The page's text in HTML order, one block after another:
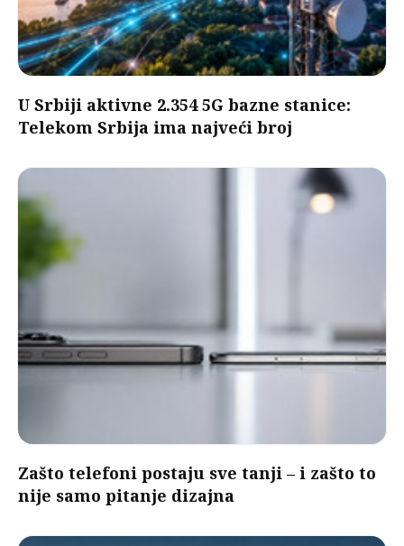
U Srbiji aktivne 2.354 5G bazne stanice:
Telekom Srbija ima najveći broj
Zašto telefoni postaju sve tanji – i zašto to
nije samo pitanje dizajna